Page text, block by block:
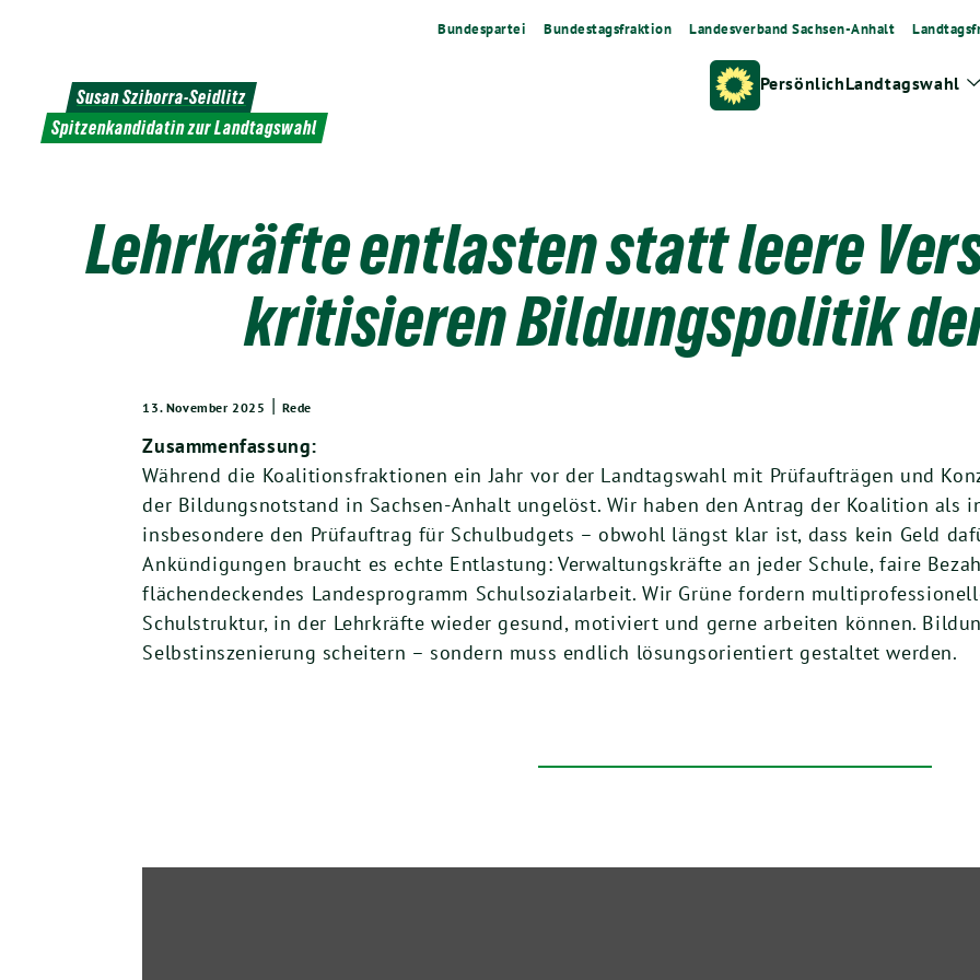
Bundespartei Bundestagsfraktion Landesverband Sachsen-Anhalt
Susan Sziborra-Seidlitz
Spitzenkandidatin zur Landtagswahl
PersönlichLandtagswahl
Lehrkräfte entlasten statt leere
kritisieren Bildungspolitik
13. November 2025 |Rede
Zusammenfassung:
Während die Koalitionsfraktionen ein Jahr vor der Landtagswahl mit Prüfaufträgen und
der Bildungsnotstand in Sachsen-Anhalt ungelöst. Wir haben den Antrag der Koalition
insbesondere den Prüfauftrag für Schulbudgets – obwohl längst klar ist, dass kein Geld
Ankündigungen braucht es echte Entlastung: Verwaltungskräfte an jeder Schule, faire
flächendeckendes Landesprogramm Schulsozialarbeit. Wir Grüne fordern
Schulstruktur, in der Lehrkräfte wieder gesund, motiviert und gerne arbeiten können.
Selbstinszenierung scheitern – sondern muss endlich lösungsorientiert gestaltet werden.